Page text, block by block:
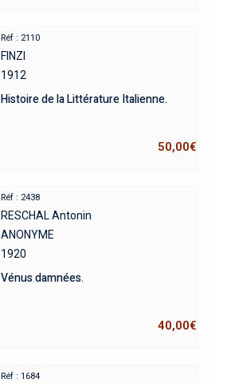
Réf : 2110
FINZI
1912
Histoire de la Littérature Italienne.
50,00€
Réf : 2438
RESCHAL Antonin
ANONYME
1920
Vénus damnées.
40,00€
Réf : 1684